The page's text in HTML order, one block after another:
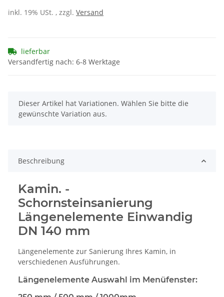
inkl. 19% USt. , zzgl. Versand
lieferbar
Versandfertig nach: 6-8 Werktage
x
Dieser Artikel hat Variationen. Wählen Sie bitte die
gewünschte Variation aus.
Beschreibung
Kamin. -
Schornsteinsanierung
Längenelemente Einwandig
DN 140 mm
Längenelemente zur Sanierung Ihres Kamin, in
verschiedenen Ausführungen.
Längenelemente Auswahl im Menüfenster: